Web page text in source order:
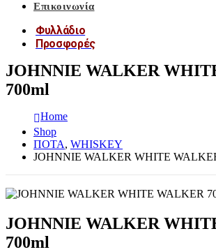
Επικοινωνία
Φυλλάδιο
Προσφορές
JOHNNIE WALKER
700ml
Home
Shop
ΠΟΤΑ, WHISKEY
JOHNNIE WALKER WHITE
JOHNNIE WALKER
700ml